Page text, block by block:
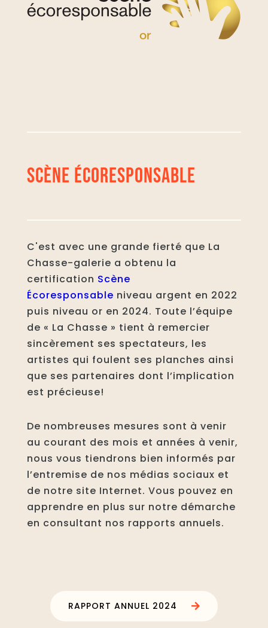
SCÈNE ÉCORESPONSABLE
C'est avec une grande fierté que La
Chasse-galerie a obtenu la
certification Scène
Écoresponsable niveau argent en 2022
puis niveau or en 2024. Toute l’équipe
de « La Chasse » tient à remercier
sincèrement ses spectateurs, les
artistes qui foulent ses planches ainsi
que ses partenaires dont l’implication
est précieuse!
De nombreuses mesures sont à venir
au courant des mois et années à venir,
nous vous tiendrons bien informés par
l’entremise de nos médias sociaux et
de notre site Internet. Vous pouvez en
apprendre en plus sur notre démarche
en consultant nos rapports annuels.
RAPPORT ANNUEL 2024